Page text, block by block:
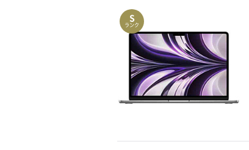
S
ランク